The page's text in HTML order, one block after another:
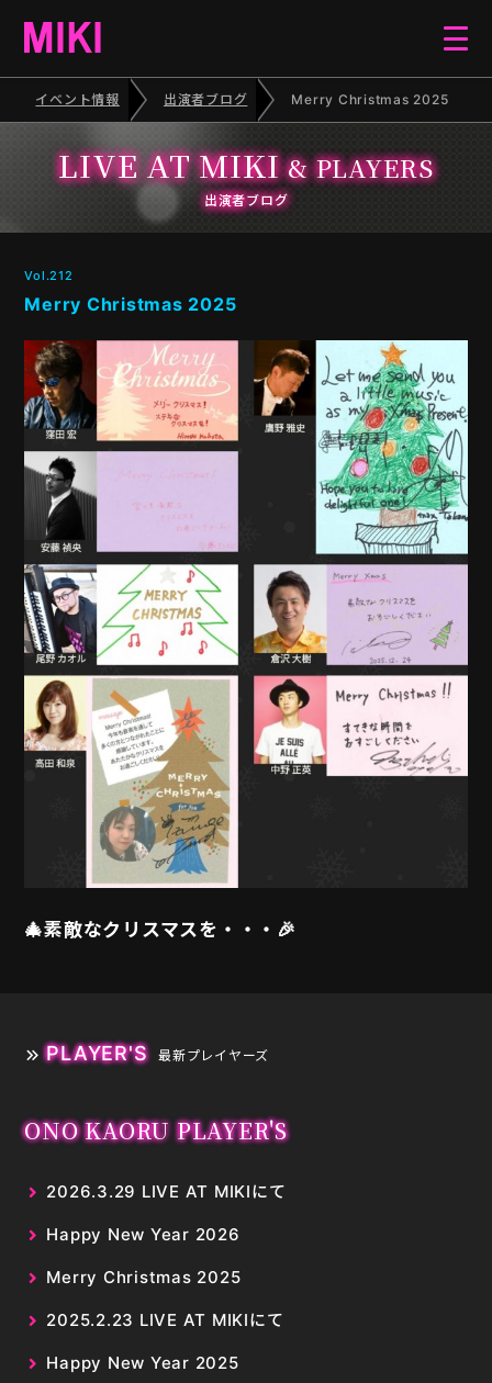
ELECTONE CONCERT
PIANO RECITAL
MOVIE
PLAYERS
イベント情報 出演者ブログ Merry Christmas 2025
LIVE AT MIKI& PLAYERS
出演者ブログ
Vol.212
Merry Christmas 2025
🎄素敵なクリスマスを・・・🎉
PLAYER'S 最新プレイヤーズ
ONO KAORU PLAYER'S
2026.3.29 LIVE AT MIKIにて
Happy New Year 2026
Merry Christmas 2025
2025.2.23 LIVE AT MIKIにて
Happy New Year 2025